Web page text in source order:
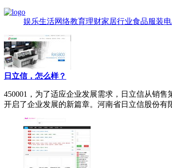
娱乐生活网络教育理财家居行业食品服装
日立信，怎么样？
450001 ，为了适应企业发展需求，日立信从销
开启了企业发展的新篇章。河南省日立信股份有